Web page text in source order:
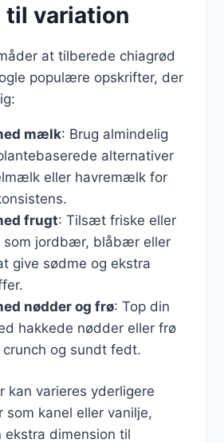
til variation
at tilberede chiagrød
populære opskrifter, der
mælk: Brug almindelig
alternativer
eller havremælk for
frugt: Tilsæt friske eller
jordbær, blåbær eller
give sødme og ekstra
nødder og frø: Top din
hakkede nødder eller frø
og sundt fedt.
kan varieres yderligere
som kanel eller vanilje,
ekstra dimension til